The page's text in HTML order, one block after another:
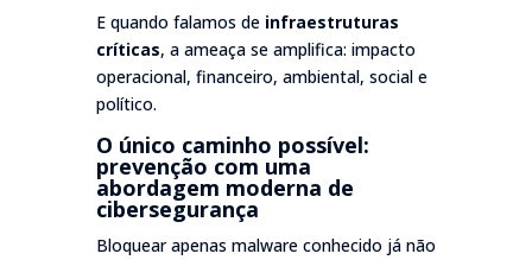
E quando falamos de infraestruturas
críticas, a ameaça se amplifica: impacto
operacional, financeiro, ambiental, social e
político.
O único caminho possível:
prevenção com uma
abordagem moderna de
cibersegurança
Bloquear apenas malware conhecido já não